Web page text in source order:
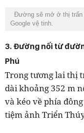
Đường sẽ mở ở thị trấn
Google vệ tinh.
3. Đường nối từ
Phú
Trong tương lai thị
dài khoảng 352 m
và kéo về phía
tiệm ảnh Triển